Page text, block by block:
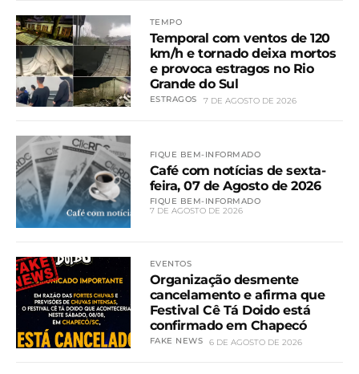
TEMPO
Temporal com ventos de 120
km/h e tornado deixa mortos
e provoca estragos no Rio
Grande do Sul
ESTRAGOS 7 DE AGOSTO DE 2026
FIQUE BEM-INFORMADO
Café com notícias de sexta-
feira, 07 de Agosto de 2026
FIQUE BEM-INFORMADO
7 DE AGOSTO DE 2026
EVENTOS
Organização desmente
cancelamento e afirma que
Festival Cê Tá Doido está
confirmado em Chapecó
FAKE NEWS 6 DE AGOSTO DE 2026